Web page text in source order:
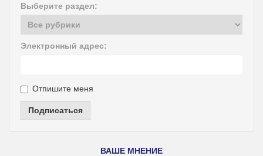
Выберите раздел:
Электронный адрес:
Отпишите меня
Подписаться
ВАШЕ МНЕНИЕ